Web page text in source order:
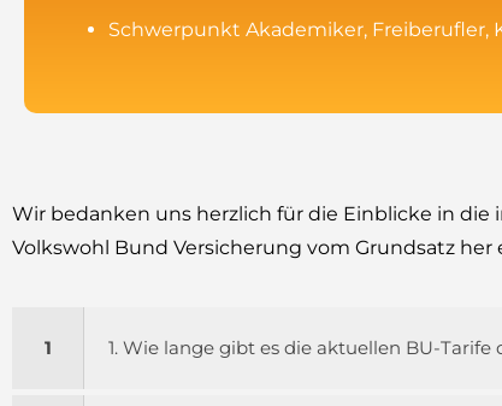
Schwerpunkt Akademiker, Freiberufler,
Wir bedanken uns herzlich für die Einblicke in
Volkswohl Bund Versicherung vom Grundsatz her
1 1. Wie lange gibt es die aktuellen BU-